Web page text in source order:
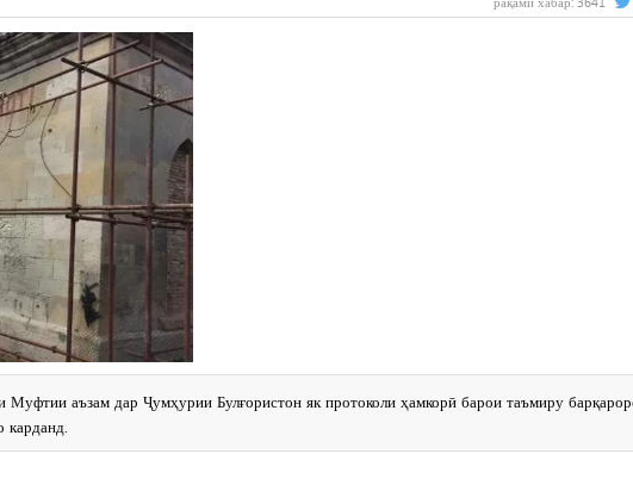
Муфтии аъзам дар Ҷумҳурии Булғористон як протоколи ҳамкорӣ барои таъмиру